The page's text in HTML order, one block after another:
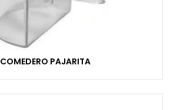
COMEDERO PAJARITA